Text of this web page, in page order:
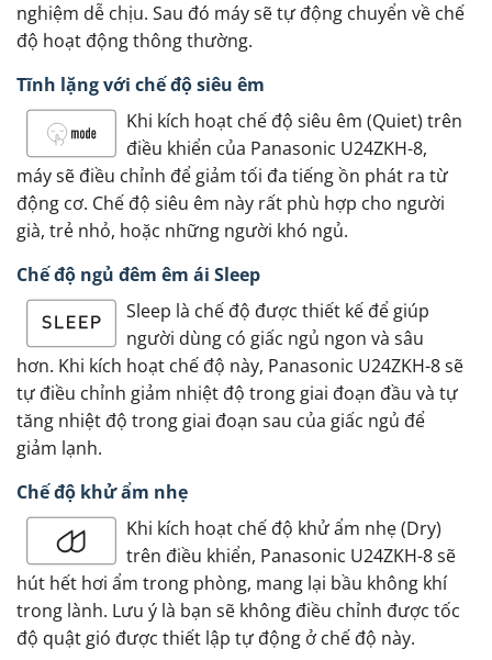
nghiệm dễ chịu. Sau đó máy sẽ tự động chuyển về chế
độ hoạt động thông thường.
Tĩnh lặng với chế độ siêu êm
Khi kích hoạt chế độ siêu êm (Quiet) trên
điều khiển của Panasonic U24ZKH-8,
máy sẽ điều chỉnh để giảm tối đa tiếng ồn phát ra từ
động cơ. Chế độ siêu êm này rất phù hợp cho người
già, trẻ nhỏ, hoặc những người khó ngủ.
Chế độ ngủ đêm êm ái Sleep
Sleep là chế độ được thiết kế để giúp
người dùng có giấc ngủ ngon và sâu
hơn. Khi kích hoạt chế độ này, Panasonic U24ZKH-8 sẽ
tự điều chỉnh giảm nhiệt độ trong giai đoạn đầu và tự
tăng nhiệt độ trong giai đoạn sau của giấc ngủ để
giảm lạnh.
Chế độ khử ẩm nhẹ
Khi kích hoạt chế độ khử ẩm nhẹ (Dry)
trên điều khiển, Panasonic U24ZKH-8 sẽ
hút hết hơi ẩm trong phòng, mang lại bầu không khí
trong lành. Lưu ý là bạn sẽ không điều chỉnh được tốc
độ quật gió được thiết lập tự động ở chế độ này.